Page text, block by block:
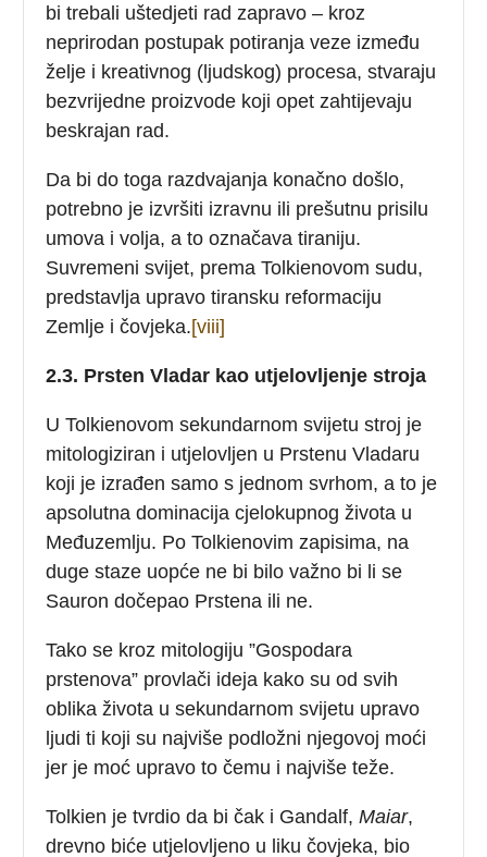
bi trebali uštedjeti rad zapravo – kroz
neprirodan postupak potiranja veze između
želje i kreativnog (ljudskog) procesa, stvaraju
bezvrijedne proizvode koji opet zahtijevaju
beskrajan rad.
Da bi do toga razdvajanja konačno došlo,
potrebno je izvršiti izravnu ili prešutnu prisilu
umova i volja, a to označava tiraniju.
Suvremeni svijet, prema Tolkienovom sudu,
predstavlja upravo tiransku reformaciju
Zemlje i čovjeka.[viii]
2.3. Prsten Vladar kao utjelovljenje stroja
U Tolkienovom sekundarnom svijetu stroj je
mitologiziran i utjelovljen u Prstenu Vladaru
koji je izrađen samo s jednom svrhom, a to je
apsolutna dominacija cjelokupnog života u
Međuzemlju. Po Tolkienovim zapisima, na
duge staze uopće ne bi bilo važno bi li se
Sauron dočepao Prstena ili ne.
Tako se kroz mitologiju ”Gospodara
prstenova” provlači ideja kako su od svih
oblika života u sekundarnom svijetu upravo
ljudi ti koji su najviše podložni njegovoj moći
jer je moć upravo to čemu i najviše teže.
Tolkien je tvrdio da bi čak i Gandalf,Maiar,
drevno biće utjelovljeno u liku čovjeka, bio